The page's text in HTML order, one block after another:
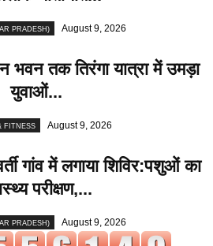
PRADESH) August 9, 2026
भवन तक तिरंगा यात्रा में उमड़ा
युवाओं...
FITNESS August 9, 2026
गांव में लगाया शिविर:पशुओं का
परीक्षण,...
PRADESH) August 9, 2026